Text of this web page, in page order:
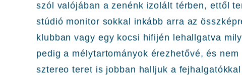
szól valójában a zenénk izolált térben, ettől
stúdió monitor sokkal inkább arra az
klubban vagy egy kocsi hifijén lehallgatva
pedig a mélytartományok érezhetővé, és
sztereo teret is jobban halljuk a